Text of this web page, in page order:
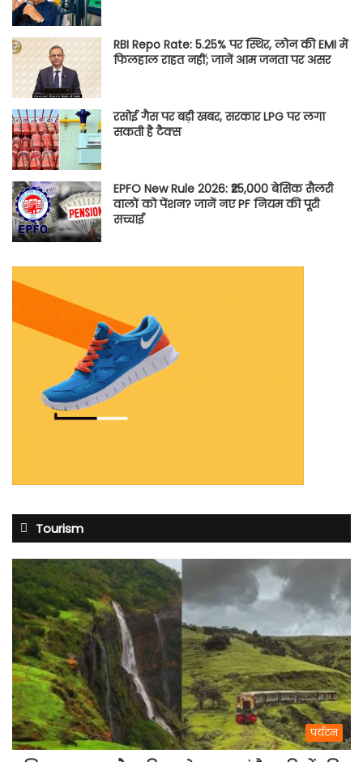
RBI Repo Rate: 5.25% पर स्थिर, लोन की EMI में
फिलहाल राहत नहीं; जानें आम जनता पर असर
रसोई गैस पर बड़ी खबर, सरकार LPG पर लगा
सकती है टैक्स
EPFO New Rule 2026: ₹25,000 बेसिक सैलरी
वालों को पेंशन? जानें नए PF नियम की पूरी
सच्चाई
Tourism
पर्यटन